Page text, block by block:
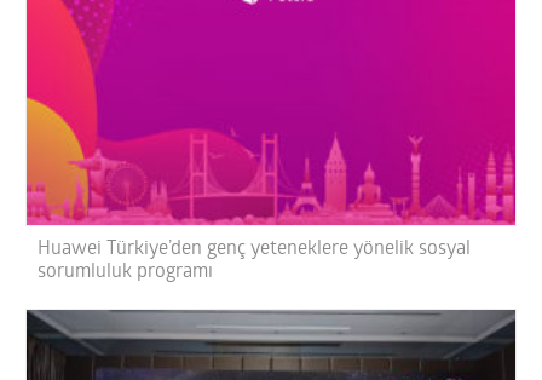
Huawei Türkiye’den genç yeteneklere yönelik sosyal
sorumluluk programı